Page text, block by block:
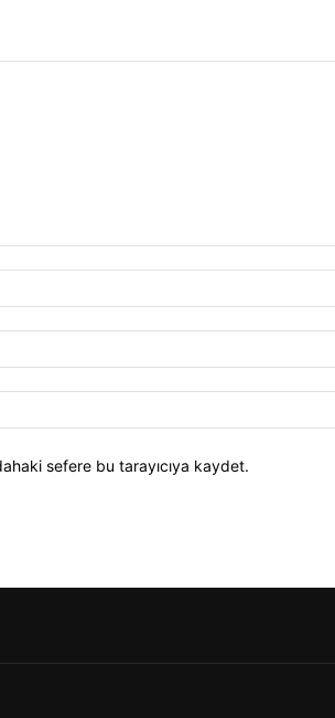
sefere bu tarayıcıya kaydet.